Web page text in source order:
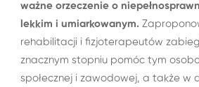
ważne orzeczenie o
lekkim i umiarkowanym.
rehabilitacji i fizjoterapeutów
znacznym stopniu pomóc tym
społecznej i zawodowej, a także w